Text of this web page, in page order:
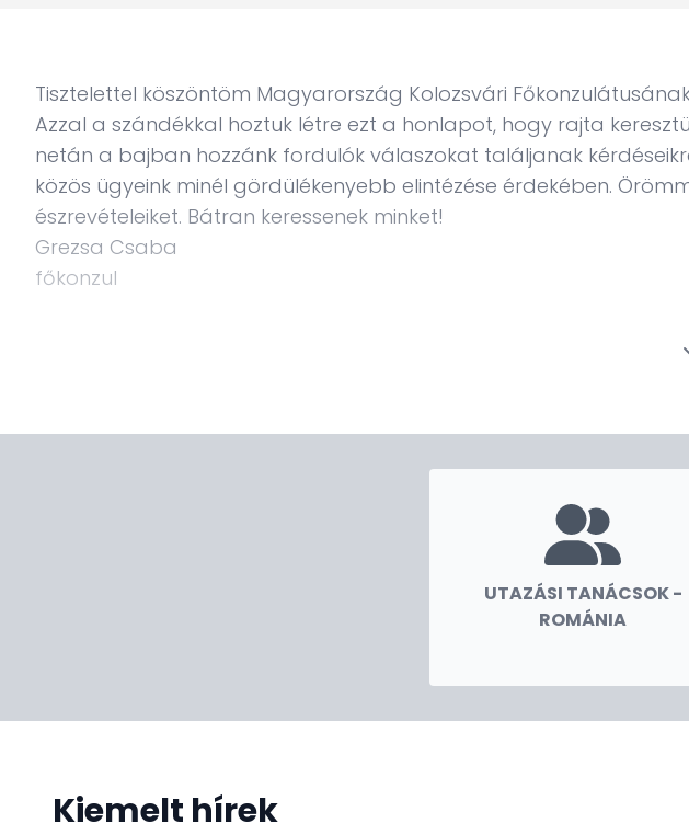
Tisztelettel köszöntöm Magyarország Kolozsvári
Azzal a szándékkal hoztuk létre ezt a honlapot, hogy rajta
netán a bajban hozzánk fordulók válaszokat találjanak
közös ügyeink minél gördülékenyebb elintézése érdekében.
észrevételeiket. Bátran keressenek minket!
Grezsa Csaba
főkonzul
UTAZÁSI TANÁCSOK -
ROMÁNIA
Kiemelt hírek